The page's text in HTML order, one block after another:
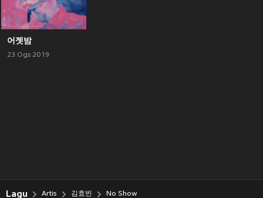
어젯밤
23 Ogs 2019
Lagu Artis 김효빈 No Show